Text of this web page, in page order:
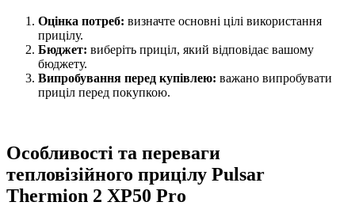
Оцінка потреб: визначте основні цілі використання
прицілу.
Бюджет: виберіть приціл, який відповідає вашому
бюджету.
Випробування перед купівлею: важано випробувати
приціл перед покупкою.
Особливості та переваги
тепловізійного прицілу Pulsar
Thermion 2 XP50 Pro